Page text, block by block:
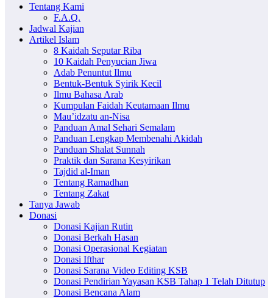
Tentang Kami
F.A.Q.
Jadwal Kajian
Artikel Islam
8 Kaidah Seputar Riba
10 Kaidah Penyucian Jiwa
Adab Penuntut Ilmu
Bentuk-Bentuk Syirik Kecil
Ilmu Bahasa Arab
Kumpulan Faidah Keutamaan Ilmu
Mau’idzatu an-Nisa
Panduan Amal Sehari Semalam
Panduan Lengkap Membenahi Akidah
Panduan Shalat Sunnah
Praktik dan Sarana Kesyirikan
Tajdid al-Iman
Tentang Ramadhan
Tentang Zakat
Tanya Jawab
Donasi
Donasi Kajian Rutin
Donasi Berkah Hasan
Donasi Operasional Kegiatan
Donasi Ifthar
Donasi Sarana Video Editing KSB
Donasi Pendirian Yayasan KSB Tahap 1 Telah Ditutup
Donasi Bencana Alam